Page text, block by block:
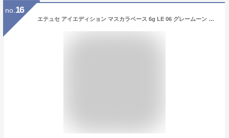
no. 16
エテュセ アイエディション マスカラベース 6g LE 06 グレームーン ettusais マスカラ下地・まつげ美容液 [7008] メール便無料[A][TN50] 数量限定 ウォータープルーフ コームタイプ カール キープ マスカラ下地